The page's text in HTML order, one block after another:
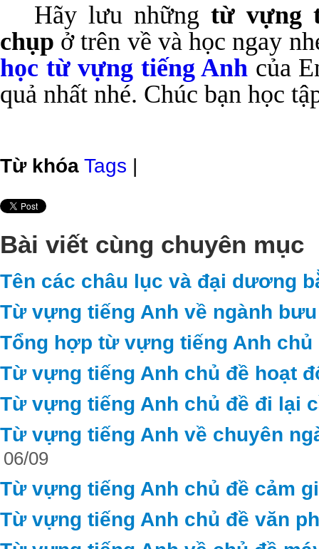
Hãy lưu những từ vựng
chụp ở trên về và học ngay
học từ vựng tiếng Anh của
quả nhất nhé. Chúc bạn học
Từ khóa Tags |
Bài viết cùng chuyên mục
Tên các châu lục và đại dương
Từ vựng tiếng Anh về ngành
Tổng hợp từ vựng tiếng Anh chủ
Từ vựng tiếng Anh chủ đề hoạt
Từ vựng tiếng Anh chủ đề đi lại
Từ vựng tiếng Anh về chuyên
06/09
Từ vựng tiếng Anh chủ đề cảm
Từ vựng tiếng Anh chủ đề văn